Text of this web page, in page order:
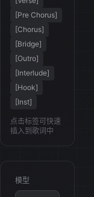
[Pre Chorus]
[Chorus]
[Bridge]
[Outro]
[Interlude]
[Hook]
[Inst]
点击标签可快速
插入到歌词中
模型